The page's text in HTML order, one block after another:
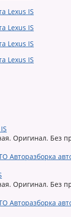
Оригинал. Без
Авторазборка
Оригинал. Без
Авторазборка